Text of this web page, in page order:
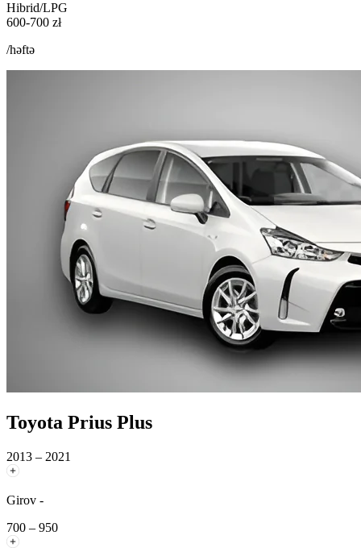
Hibrid/LPG
600-700 zł
/həftə
Toyota Prius Plus
2013 – 2021
Girov -
700 – 950